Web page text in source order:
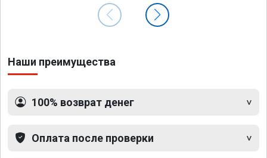
Наши преимущества
100% возврат денег
Оплата после проверки